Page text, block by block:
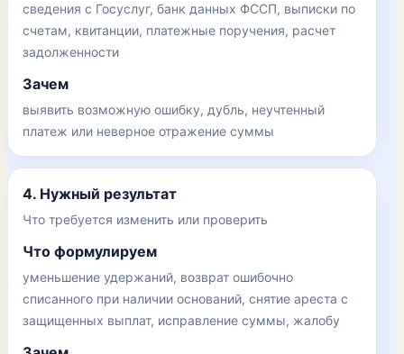
сведения с Госуслуг, банк данных ФССП, выписки по
счетам, квитанции, платежные поручения, расчет
задолженности
Зачем
выявить возможную ошибку, дубль, неучтенный
платеж или неверное отражение суммы
4. Нужный результат
Что требуется изменить или проверить
Что формулируем
уменьшение удержаний, возврат ошибочно
списанного при наличии оснований, снятие ареста с
защищенных выплат, исправление суммы, жалобу